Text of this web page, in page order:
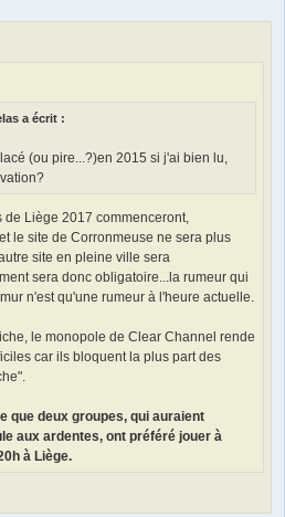
a écrit :
(ou pire...?)en 2015 si j'ai bien lu,
de Liège 2017 commenceront,
le site de Corronmeuse ne sera plus
site en pleine ville sera
sera donc obligatoire...la rumeur qui
n'est qu'une rumeur à l'heure actuelle.
le monopole de Clear Channel rende
car ils bloquent la plus part des
que deux groupes, qui auraient
aux ardentes, ont préféré jouer à
à Liège.